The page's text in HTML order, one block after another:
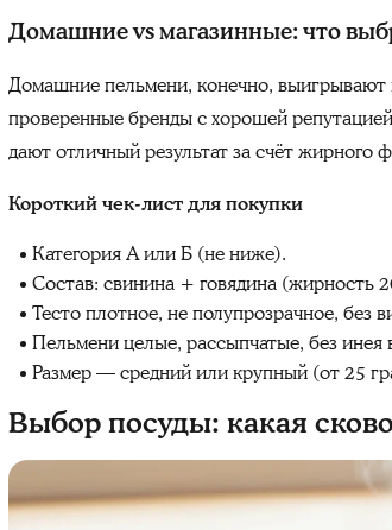
Домашние vs магазинные: что
Домашние пельмени, конечно, выигрывают
проверенные бренды с хорошей
дают отличный результат за счёт жирного
Короткий чек-лист для покупки
Категория А или Б (не ниже).
Состав: свинина + говядина (жирность
Тесто плотное, не полупрозрачное, без
Пельмени целые, рассыпчатые, без инея
Размер — средний или крупный (от 25
Выбор посуды: какая